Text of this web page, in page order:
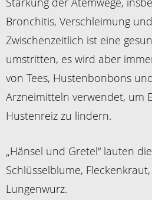
Bronchitis, Verschleimung
Zwischenzeitlich ist eine
umstritten, es wird aber
von Tees, Hustenbonbons
Arzneimitteln verwendet, um
Hustenreiz zu lindern.
„Hänsel und Gretel“ lauten
Schlüsselblume,
Lungenwurz.